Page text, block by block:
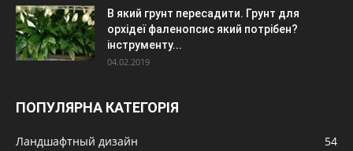
В який грунт пересадити. Грунт для
орхідеї фаленопсис який потрібен?
інструменту...
04.02.2019
ПОПУЛЯРНА КАТЕГОРІЯ
Ландшафтный дизайн
54